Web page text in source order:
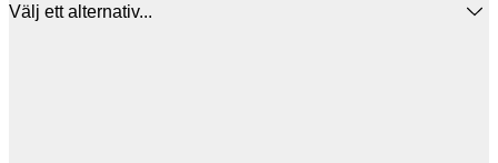
Välj ett alternativ...